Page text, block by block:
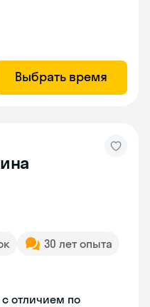
Выбрать время
30 лет опыта
отличием по